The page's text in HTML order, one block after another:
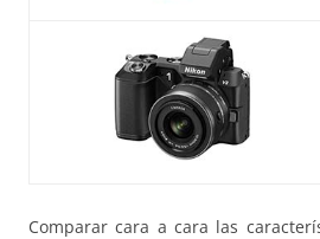
Comparar cara a cara las